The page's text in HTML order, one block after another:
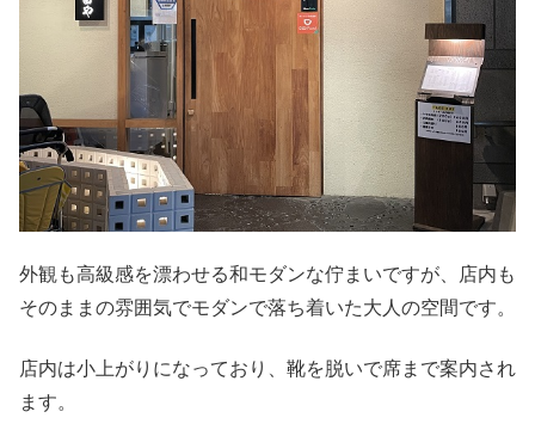
外観も高級感を漂わせる和モダンな佇まいですが、店内も
そのままの雰囲気でモダンで落ち着いた大人の空間です。
店内は小上がりになっており、靴を脱いで席まで案内され
ます。